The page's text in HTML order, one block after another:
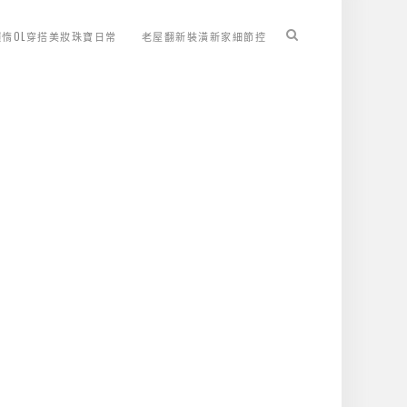
OL穿搭美妝珠寶日常 老屋翻新裝潢新家細節控